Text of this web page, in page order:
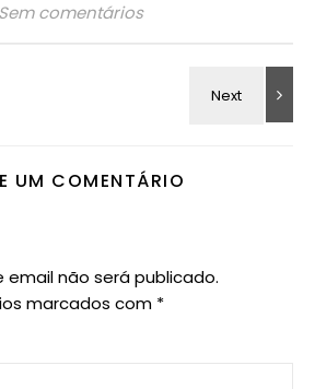
Sem comentários
UM COMENTÁRIO
email não será publicado.
marcados com *